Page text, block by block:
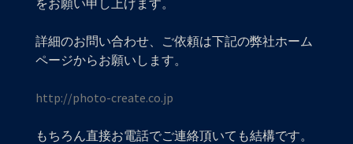
をお願い申し上げます。
詳細のお問い合わせ、ご依頼は下記の弊社ホーム
ページからお願いします。
http://photo-create.co.jp
もちろん直接お電話でご連絡頂いても結構です。